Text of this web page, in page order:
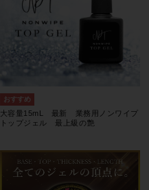
大容量15mL 最新 業務用ノンワイプ
トップジェル 最上級の艶